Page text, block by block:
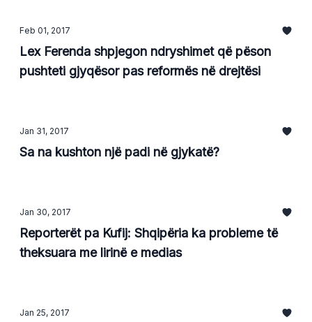
Feb 01, 2017
Lex Ferenda shpjegon ndryshimet që pëson
pushteti gjyqësor pas reformës në drejtësi
Jan 31, 2017
Sa na kushton një padi në gjykatë?
Jan 30, 2017
Reporterët pa Kufij: Shqipëria ka probleme të
theksuara me lirinë e medias
Jan 25, 2017